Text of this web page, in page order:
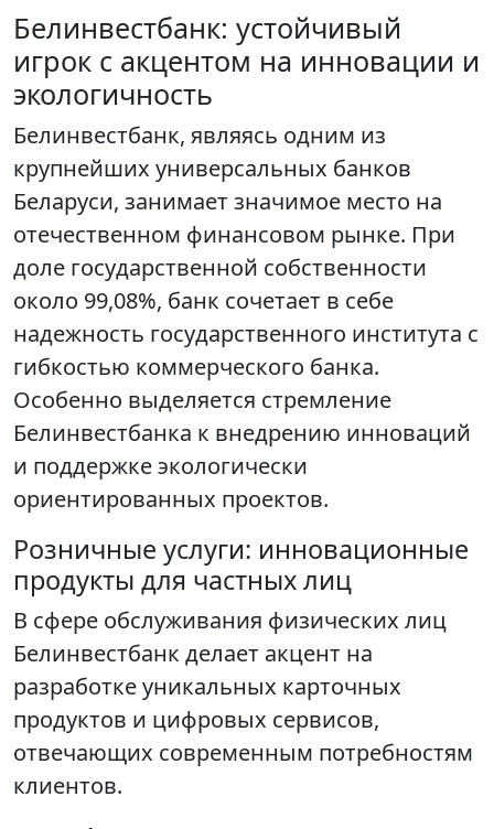
Белинвестбанк: устойчивый
игрок с акцентом на инновации и
экологичность
Белинвестбанк, являясь одним из
крупнейших универсальных банков
Беларуси, занимает значимое место на
отечественном финансовом рынке. При
доле государственной собственности
около 99,08%, банк сочетает в себе
надежность государственного института с
гибкостью коммерческого банка.
Особенно выделяется стремление
Белинвестбанка к внедрению инноваций
и поддержке экологически
ориентированных проектов.
Розничные услуги: инновационные
продукты для частных лиц
В сфере обслуживания физических лиц
Белинвестбанк делает акцент на
разработке уникальных карточных
продуктов и цифровых сервисов,
отвечающих современным потребностям
клиентов.